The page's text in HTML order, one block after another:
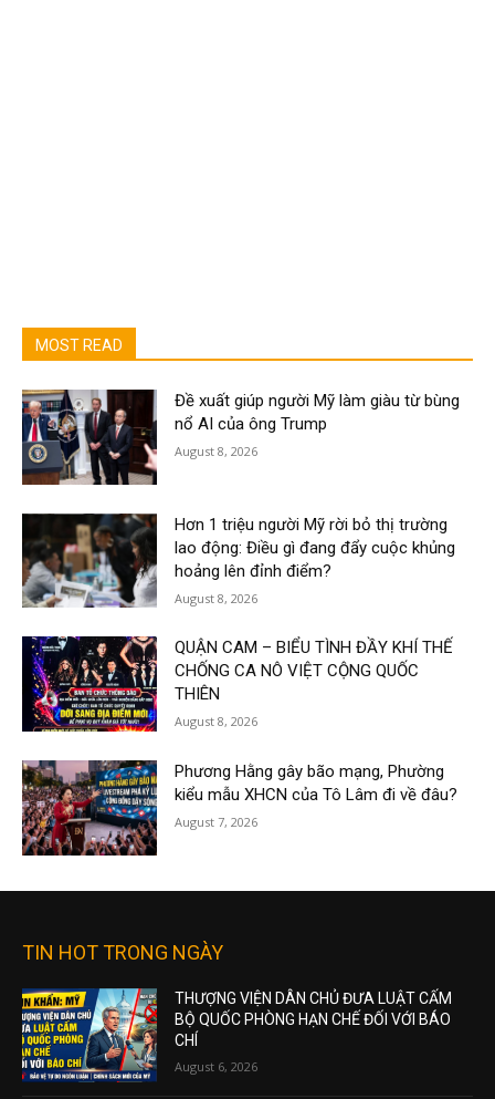
MOST READ
Đề xuất giúp người Mỹ làm giàu từ bùng
nổ AI của ông Trump
August 8, 2026
Hơn 1 triệu người Mỹ rời bỏ thị trường
lao động: Điều gì đang đẩy cuộc khủng
hoảng lên đỉnh điểm?
August 8, 2026
QUẬN CAM – BIỂU TÌNH ĐẦY KHÍ THẾ
CHỐNG CA NÔ VIỆT CỘNG QUỐC
THIÊN
August 8, 2026
Phương Hằng gây bão mạng, Phường
kiểu mẫu XHCN của Tô Lâm đi về đâu?
August 7, 2026
TIN HOT TRONG NGÀY
THƯỢNG VIỆN DÂN CHỦ ĐƯA LUẬT CẤM
BỘ QUỐC PHÒNG HẠN CHẾ ĐỐI VỚI BÁO
CHÍ
August 6, 2026